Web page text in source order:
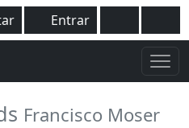
Entrar
Francisco Moser